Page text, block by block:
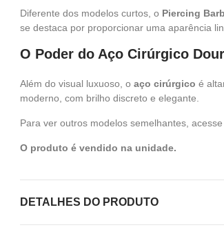
Diferente dos modelos curtos, o Piercing
se destaca por proporcionar uma aparência
O Poder do Aço Cirúrgico
Além do visual luxuoso, o aço cirúrgico é
moderno, com brilho discreto e elegante.
Para ver outros modelos semelhantes, acesse
O produto é vendido na unidade.
DETALHES DO PRODUTO